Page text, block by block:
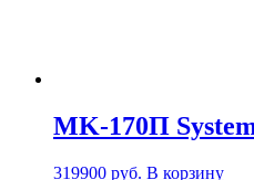
MK-170П
319900 руб. В корзину